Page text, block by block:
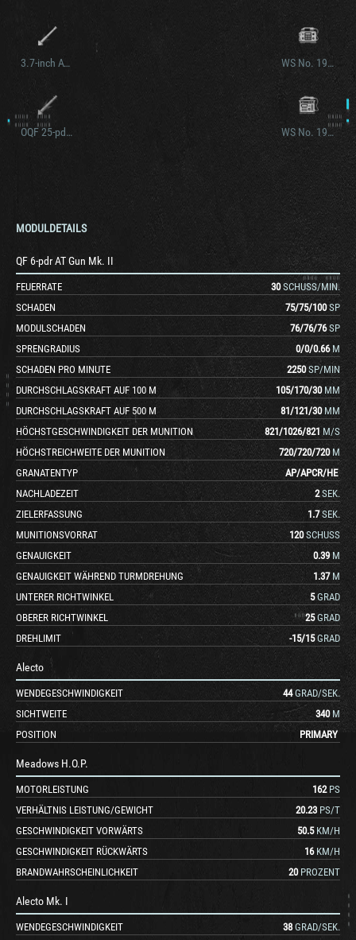
3.7-inch AT Howitzer
OQF 25-pdr AT Gun-Howitzer Mark III
WS No. 19 Mk. I
WS No. 19 Mk. II
MODULDETAILS
QF 6-pdr AT Gun Mk. II
FEUERRATE 30 SCHUSS/MIN.
SCHADEN
75/75/100 SP
MODULSCHADEN
76/76/76 SP
SPRENGRADIUS
0/0/0.66 M
SCHADEN PRO MINUTE
2250 SP/MIN
DURCHSCHLAGSKRAFT AUF 100 M
105/170/30 MM
DURCHSCHLAGSKRAFT AUF 500 M
81/121/30 MM
HÖCHSTGESCHWINDIGKEIT DER MUNITION
821/1026/821 M/S
HÖCHSTREICHWEITE DER MUNITION
720/720/720 M
GRANATENTYP
AP/APCR/HE
NACHLADEZEIT
2 SEK.
ZIELERFASSUNG
1.7 SEK.
MUNITIONSVORRAT
120 SCHUSS
GENAUIGKEIT
0.39 M
GENAUIGKEIT WÄHREND TURMDREHUNG
1.37 M
UNTERER RICHTWINKEL
5 GRAD
OBERER RICHTWINKEL
25 GRAD
DREHLIMIT
-15/15 GRAD
Alecto
WENDEGESCHWINDIGKEIT 44 GRAD/SEK.
SICHTWEITE
340 M
POSITION
PRIMARY
Meadows H.O.P.
MOTORLEISTUNG 162 PS
VERHÄLTNIS LEISTUNG/GEWICHT
20.23 PS/T
GESCHWINDIGKEIT VORWÄRTS
50.5 KM/H
GESCHWINDIGKEIT RÜCKWÄRTS
16 KM/H
BRANDWAHRSCHEINLICHKEIT
20 PROZENT
Alecto Mk. I
WENDEGESCHWINDIGKEIT 38 GRAD/SEK.